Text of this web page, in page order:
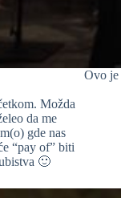
Ovo je
Možda
da me
gde nas
“pay of” biti
🙂